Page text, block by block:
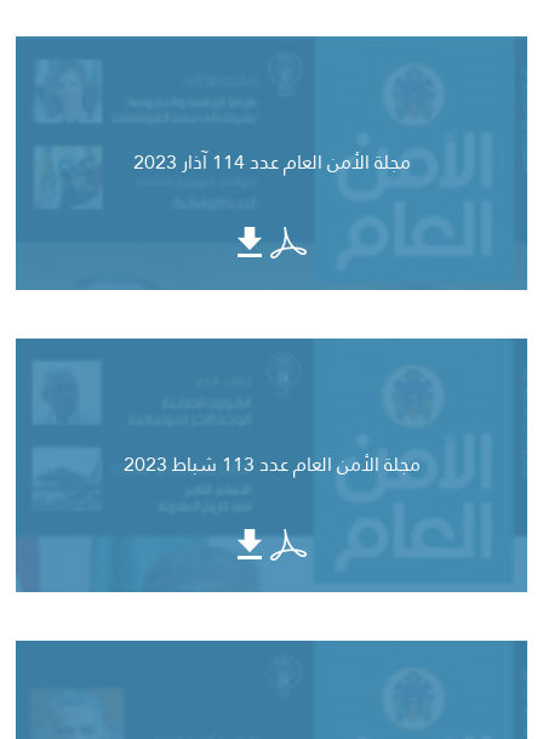
مجلة الأمن العام عدد 114 آذار 2023
مجلة الأمن العام عدد 113 شباط 2023